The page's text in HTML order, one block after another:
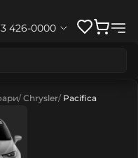
426-0000
Chrysler Pacifica